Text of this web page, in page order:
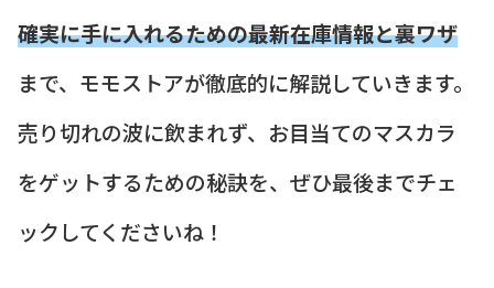
確実に手に入れるための最新在庫情報と裏ワザ
まで、モモストアが徹底的に解説していきます。
売り切れの波に飲まれず、お目当てのマスカラ
をゲットするための秘訣を、ぜひ最後までチェ
ックしてくださいね！